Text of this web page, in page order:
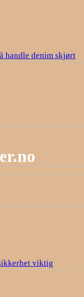
handle denim skjørt
viktig